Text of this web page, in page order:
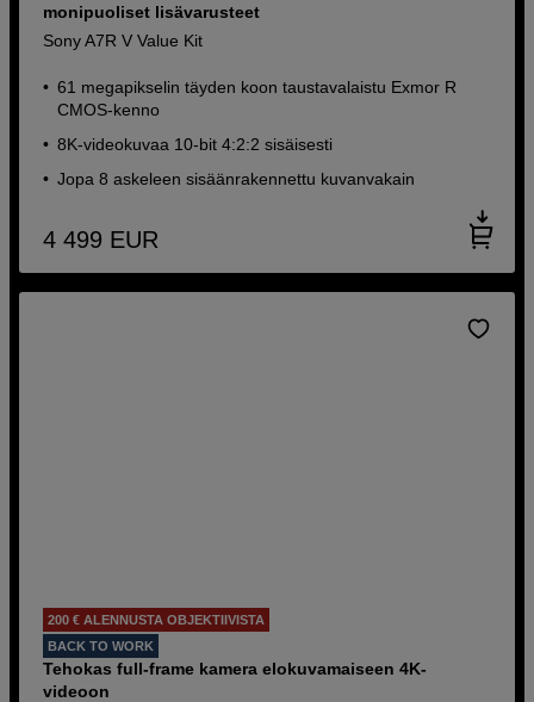
monipuoliset lisävarusteet
Sony A7R V Value Kit
61 megapikselin täyden koon taustavalaistu Exmor R
CMOS-kenno
8K-videokuvaa 10-bit 4:2:2 sisäisesti
Jopa 8 askeleen sisäänrakennettu kuvanvakain
4 499 EUR
200 € ALENNUSTA OBJEKTIIVISTA
BACK TO WORK
Tehokas full-frame kamera elokuvamaiseen 4K-
videoon